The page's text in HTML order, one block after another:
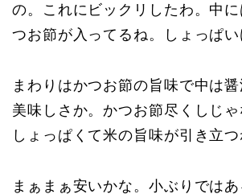
の。これにビックリしたわ。中
つお節が入ってるね。しょっぱい
まわりはかつお節の旨味で中は
美味しさか。かつお節尽くしじゃ
しょっぱくて米の旨味が引き立つ
まぁまぁ安いかな。小ぶりでは